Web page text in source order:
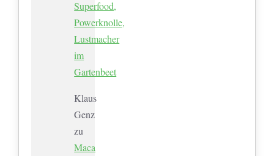
Superfood,
Powerknolle,
Lustmacher
im
Gartenbeet
Klaus
Genz
zu
Maca